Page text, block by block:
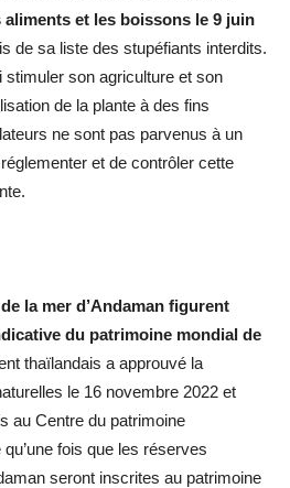
et les boissons le 9 juin
de sa liste des stupéfiants interdits.
stimuler son agriculture et son
de la plante à des fins
ne sont pas parvenus à un
et de contrôler cette
la mer d’Andaman figurent
du patrimoine mondial de
thaïlandais a approuvé la
le 16 novembre 2022 et
au Centre du patrimoine
fois que les réserves
seront inscrites au patrimoine